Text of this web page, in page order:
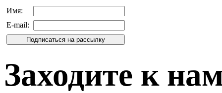
Имя:
E-mail:
Заходите к